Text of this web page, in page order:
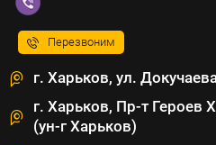
Перезвоним
г. Харьков, ул.
г. Харьков, Пр-т Героев
(ун-г Харьков)